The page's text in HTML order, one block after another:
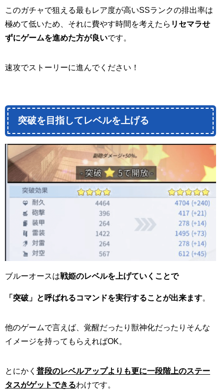
このガチャで狙える最もレア度が高いSSランクの排出率は
極めて低いため、それに費やす時間を考えたら リセマラせ
ずにゲームを進めた方が良いです。
速攻でストーリーに進んでください！
突破を目指してレベルを上げる
ブルーオースは戦姫のレベルを上げていくことで
「突破」と呼ばれるコマンドを実行することが出来ます
他のゲームで言えば、覚醒だったり獣神化だったりそんな
イメージを持ってもらえればOK。
とにかく 普段のレベルアップよりも更に一段階上のステー
タスがゲットできるわけです。